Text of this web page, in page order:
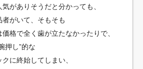
がありそうだと分かっても、
がいて、そもそも
格で全く歯が立たなかったりで、
押し”的な
に終始してしまい、